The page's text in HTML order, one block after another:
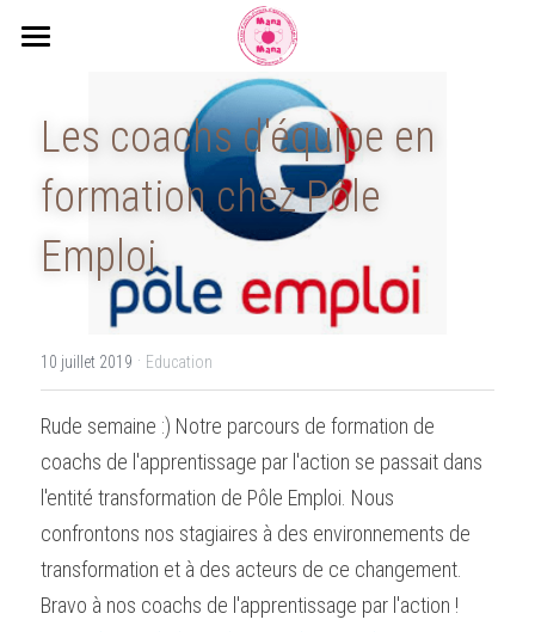
Accompagnements
Formations et Certifications
Notre culture et l'équipe
Les coachs d'équipe en
formation chez Pôle
Emploi
10 juillet 2019 · Education
Rude semaine :) Notre parcours de formation de
coachs de l'apprentissage par l'action se passait dans
l'entité transformation de Pôle Emploi. Nous
confrontons nos stagiaires à des environnements de
transformation et à des acteurs de ce changement.